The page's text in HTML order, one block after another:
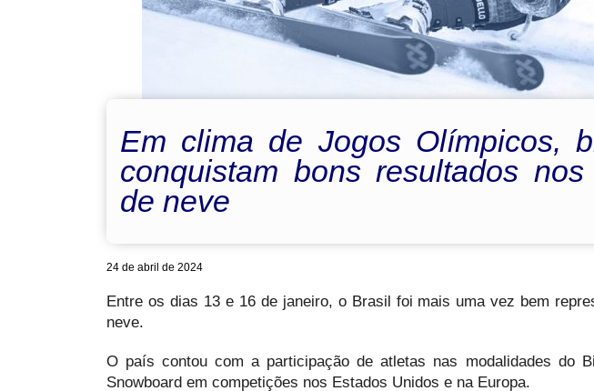
Em clima de Jogos Olímpicos,
conquistam bons resultados nos
de neve
24 de abril de 2024
Entre os dias 13 e 16 de janeiro, o Brasil foi mais uma vez bem
neve.
O país contou com a participação de atletas nas modalidades do
Snowboard em competições nos Estados Unidos e na Europa.